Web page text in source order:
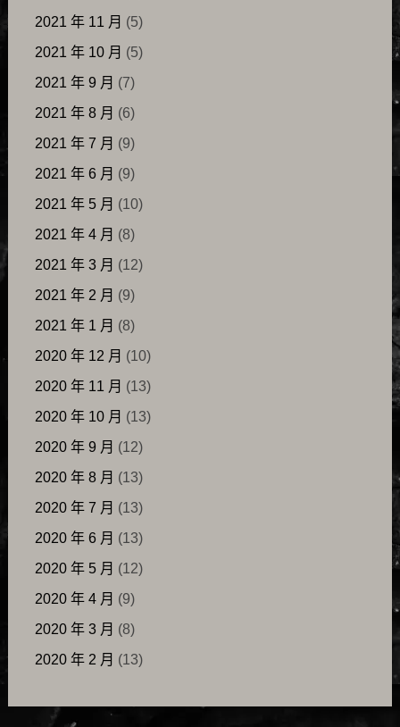
2021 年 11 月 (5)
2021 年 10 月 (5)
2021 年 9 月 (7)
2021 年 8 月 (6)
2021 年 7 月 (9)
2021 年 6 月 (9)
2021 年 5 月 (10)
2021 年 4 月 (8)
2021 年 3 月 (12)
2021 年 2 月 (9)
2021 年 1 月 (8)
2020 年 12 月 (10)
2020 年 11 月 (13)
2020 年 10 月 (13)
2020 年 9 月 (12)
2020 年 8 月 (13)
2020 年 7 月 (13)
2020 年 6 月 (13)
2020 年 5 月 (12)
2020 年 4 月 (9)
2020 年 3 月 (8)
2020 年 2 月 (13)